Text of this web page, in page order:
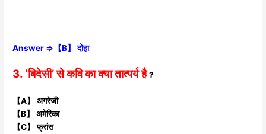
Answer ⇒【B】 दोहा
3. ‘बिदेसी’ से कवि का क्या तात्पर्य है?
【A】 अगरेजी
【B】 अमेरिका
【C】 फ्रांस